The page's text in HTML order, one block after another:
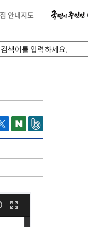
안내지도